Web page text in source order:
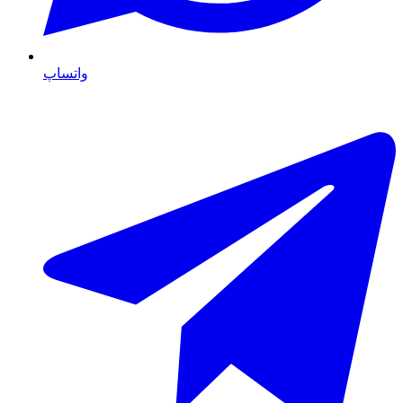
واتساپ